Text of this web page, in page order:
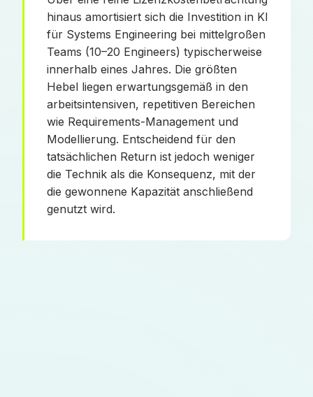
hinaus amortisiert sich die Investition in KI
für Systems Engineering bei mittelgroßen
Teams (10–20 Engineers) typischerweise
innerhalb eines Jahres. Die größten
Hebel liegen erwartungsgemäß in den
arbeitsintensiven, repetitiven Bereichen
wie Requirements-Management und
Modellierung. Entscheidend für den
tatsächlichen Return ist jedoch weniger
die Technik als die Konsequenz, mit der
die gewonnene Kapazität anschließend
genutzt wird.